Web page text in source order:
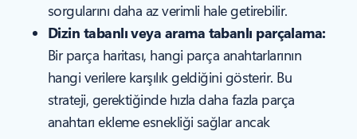
sorgularını daha az verimli hale getirebilir.
Dizin tabanlı veya arama tabanlı parçalama:
Bir parça haritası, hangi parça anahtarlarının
hangi verilere karşılık geldiğini gösterir. Bu
strateji, gerektiğinde hızla daha fazla parça
anahtarı ekleme esnekliği sağlar ancak